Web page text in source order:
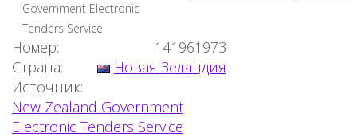
Government Electronic
Tenders Service
Номер:
141961973
Страна:
Новая Зеландия
Источник:
New Zealand Government
Electronic Tenders Service